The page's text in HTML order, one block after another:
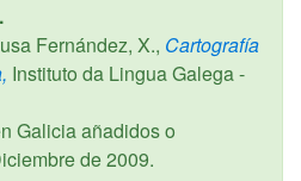
Fernández, X., Cartografía
Instituto da Lingua Galega -
Galicia añadidos o
de 2009.